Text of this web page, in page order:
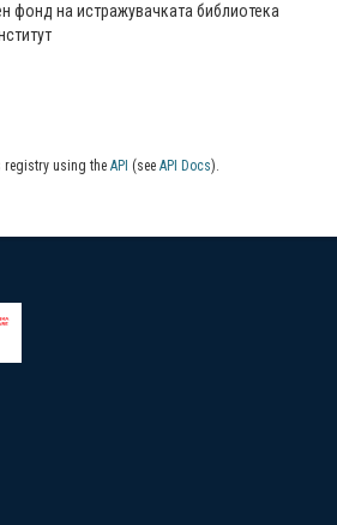
фонд на истражувачката библиотека
registry using the API (see API Docs).